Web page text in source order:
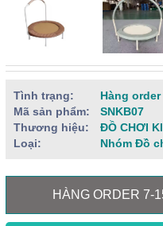
Tình trạng:
Hàng
Mã sản phẩm:
SNKB07
Thương hiệu:
ĐỒ CHƠI
Loại:
Nhóm Đồ
HÀNG ORDER 7-